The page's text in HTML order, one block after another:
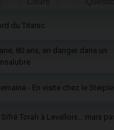
du Titanic
80 ans, en danger dans un
- En visite chez le
Torah à Levallois… mais